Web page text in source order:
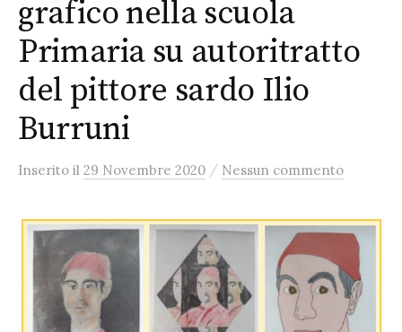
grafico nella scuola
Primaria su autoritratto
del pittore sardo Ilio
Burruni
Inserito il 29 Novembre 2020 / Nessun commento